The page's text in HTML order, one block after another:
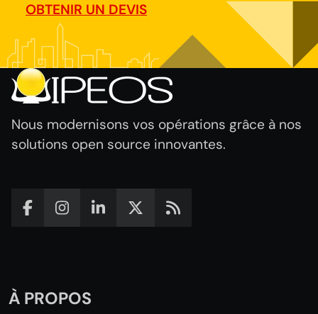
OBTENIR UN DEVIS
Nous modernisons vos opérations grâce à nos
solutions open source innovantes.
À PROPOS